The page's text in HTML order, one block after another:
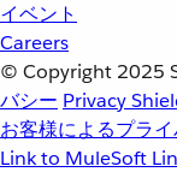
イベント
Careers
© Copyright 2025
バシー Privacy
お客様によるプラ
Link to MuleSoft